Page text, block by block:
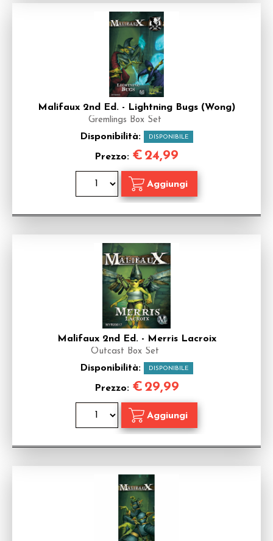
Malifaux 2nd Ed. - Lightning Bugs (Wong)
Gremlings Box Set
Disponibilità: DISPONIBILE
Prezzo: € 24,99
Malifaux 2nd Ed. - Merris Lacroix
Outcast Box Set
Disponibilità: DISPONIBILE
Prezzo: € 29,99